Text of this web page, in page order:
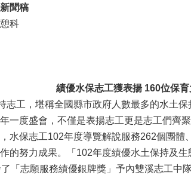
聞稿
科
績優水保志工獲表揚 160位保
工，堪稱全國縣市政府人數最多的水土保
一度盛會，不僅是表揚志工更是志工們齊聚
保志工102年度導覽解說服務262個團體
的努力成果。「102年度績優水土保持及
「志願服務績優銀牌獎」予內雙溪志工中